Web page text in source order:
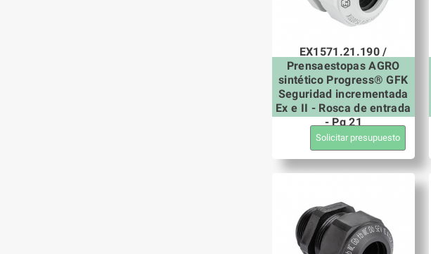
EX1571.21.190 /
Prensaestopas AGRO
sintético Progress® GFK
Seguridad incrementada
Ex e II - Rosca de entrada
- Pg 21
Solicitar presupuesto